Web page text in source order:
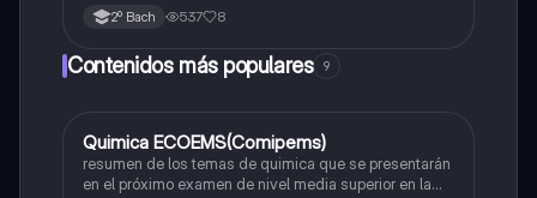
2º Bach 537 8
Contenidos más populares 9
Química
Quimica ECOEMS(Comipems)
resumen de los temas de quimica que se presentarán
en el próximo examen de nivel media superior en la